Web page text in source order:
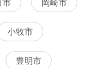
市 岡崎市
小牧市
豊明市